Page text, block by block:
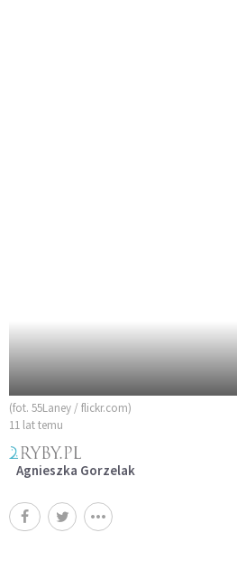
(fot. 55Laney / flickr.com)
11 lat temu
Agnieszka Gorzelak